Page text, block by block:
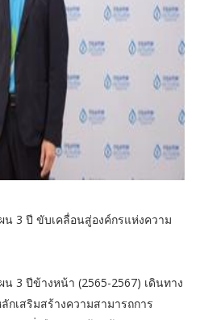
น 3 ปี ขับเคลื่อนสู่องค์กรแห่งความ
3 ปีข้างหน้า (2565-2567) เดินทาง
เสริมสร้างความสามารถการ